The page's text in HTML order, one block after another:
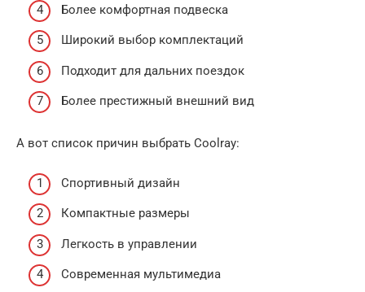
Более комфортная подвеска
Широкий выбор комплектаций
Подходит для дальних поездок
Более престижный внешний вид
А вот список причин выбрать Coolray:
Спортивный дизайн
Компактные размеры
Легкость в управлении
Современная мультимедиа